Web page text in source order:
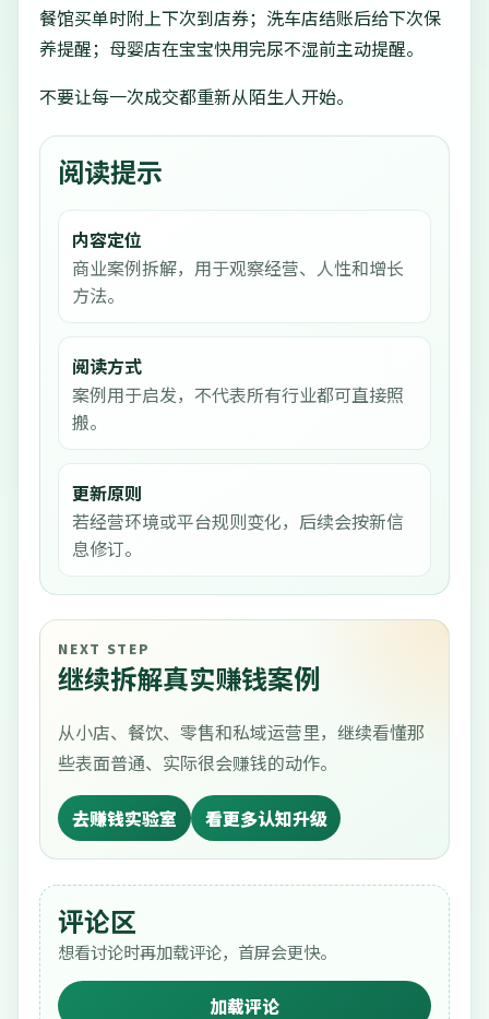
餐馆买单时附上下次到店券；洗车店结账后给下次保
养提醒；母婴店在宝宝快用完尿不湿前主动提醒。
不要让每一次成交都重新从陌生人开始。
阅读提示
内容定位
商业案例拆解，用于观察经营、人性和增长
方法。
阅读方式
案例用于启发，不代表所有行业都可直接照
搬。
更新原则
若经营环境或平台规则变化，后续会按新信
息修订。
NEXT STEP
继续拆解真实赚钱案例
从小店、餐饮、零售和私域运营里，继续看懂那
些表面普通、实际很会赚钱的动作。
去赚钱实验室 看更多认知升级
评论区
想看讨论时再加载评论，首屏会更快。
加载评论